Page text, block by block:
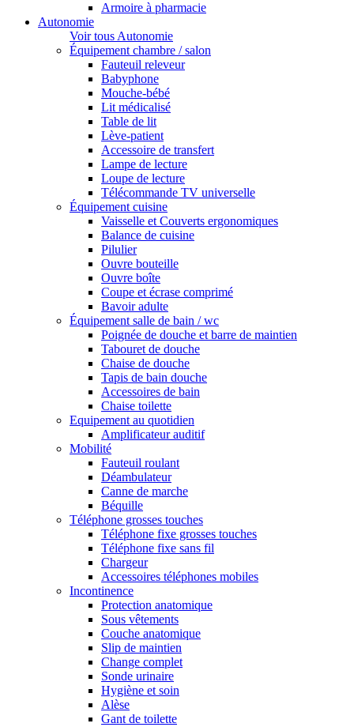
Armoire à pharmacie
Autonomie
Voir tous Autonomie
Équipement chambre / salon
Fauteuil releveur
Babyphone
Mouche-bébé
Lit médicalisé
Table de lit
Lève-patient
Accessoire de transfert
Lampe de lecture
Loupe de lecture
Télécommande TV universelle
Équipement cuisine
Vaisselle et Couverts ergonomiques
Balance de cuisine
Pilulier
Ouvre bouteille
Ouvre boîte
Coupe et écrase comprimé
Bavoir adulte
Équipement salle de bain / wc
Poignée de douche et barre de maintien
Tabouret de douche
Chaise de douche
Tapis de bain douche
Accessoires de bain
Chaise toilette
Equipement au quotidien
Amplificateur auditif
Mobilité
Fauteuil roulant
Déambulateur
Canne de marche
Béquille
Téléphone grosses touches
Téléphone fixe grosses touches
Téléphone fixe sans fil
Chargeur
Accessoires téléphones mobiles
Incontinence
Protection anatomique
Sous vêtements
Couche anatomique
Slip de maintien
Change complet
Sonde urinaire
Hygiène et soin
Alèse
Gant de toilette